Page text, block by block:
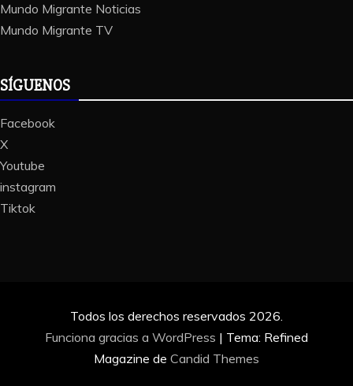
Mundo Migrante Noticias
Mundo Migrante TV
SÍGUENOS
Facebook
X
Youtube
instagram
Tiktok
Todos los derechos reservados 2026.
Funciona gracias a WordPress | Tema: Refined
Magazine de Candid Themes